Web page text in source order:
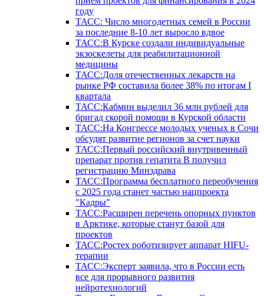
году
ТАСС: Число многодетных семей в России
за последние 8-10 лет выросло вдвое
ТАСС:В Курске создали индивидуальные
экзоскелеты для реабилитационной
медицины
ТАСС:Доля отечественных лекарств на
рынке РФ составила более 38% по итогам I
квартала
ТАСС:Кабмин выделил 36 млн рублей для
бригад скорой помощи в Курской области
ТАСС:На Конгрессе молодых ученых в Сочи
обсудят развитие регионов за счет науки
ТАСС:Первый российский внутривенный
препарат против гепатита В получил
регистрацию Минздрава
ТАСС:Программа бесплатного переобучения
с 2025 года станет частью нацпроекта
"Кадры"
ТАСС:Расширен перечень опорных пунктов
в Арктике, которые станут базой для
проектов
ТАСС:Ростех роботизирует аппарат HIFU-
терапии
ТАСС:Эксперт заявила, что в России есть
все для прорывного развития
нейротехнологий